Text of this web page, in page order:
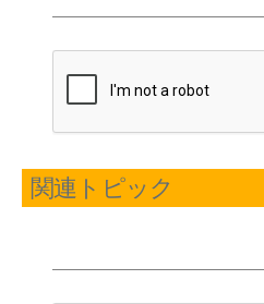
関連トピック